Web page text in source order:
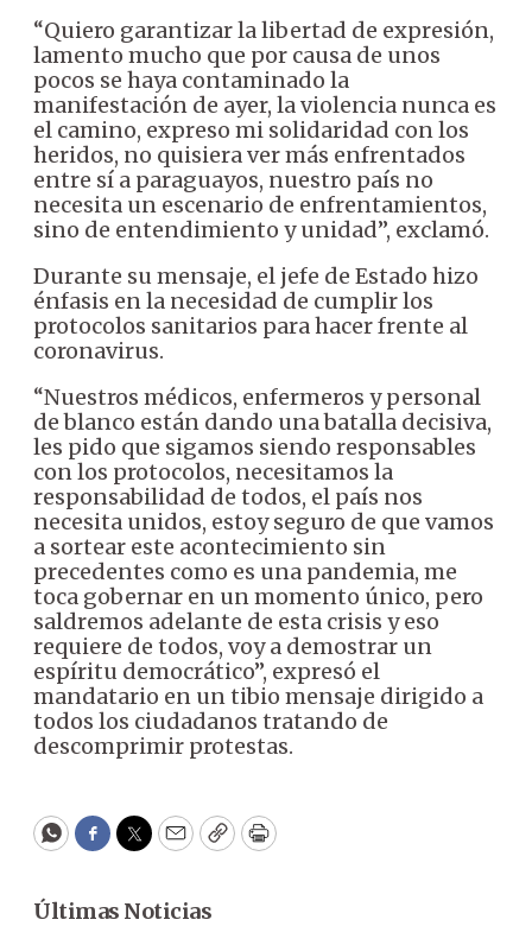
“Quiero garantizar la libertad de expresión,
lamento mucho que por causa de unos
pocos se haya contaminado la
manifestación de ayer, la violencia nunca es
el camino, expreso mi solidaridad con los
heridos, no quisiera ver más enfrentados
entre sí a paraguayos, nuestro país no
necesita un escenario de enfrentamientos,
sino de entendimiento y unidad”, exclamó.
Durante su mensaje, el jefe de Estado hizo
énfasis en la necesidad de cumplir los
protocolos sanitarios para hacer frente al
coronavirus.
“Nuestros médicos, enfermeros y personal
de blanco están dando una batalla decisiva,
les pido que sigamos siendo responsables
con los protocolos, necesitamos la
responsabilidad de todos, el país nos
necesita unidos, estoy seguro de que vamos
a sortear este acontecimiento sin
precedentes como es una pandemia, me
toca gobernar en un momento único, pero
saldremos adelante de esta crisis y eso
requiere de todos, voy a demostrar un
espíritu democrático”, expresó el
mandatario en un tibio mensaje dirigido a
todos los ciudadanos tratando de
descomprimir protestas.
WhatsApp
Facebook
Twitter
EmailCopyPrint
Últimas Noticias